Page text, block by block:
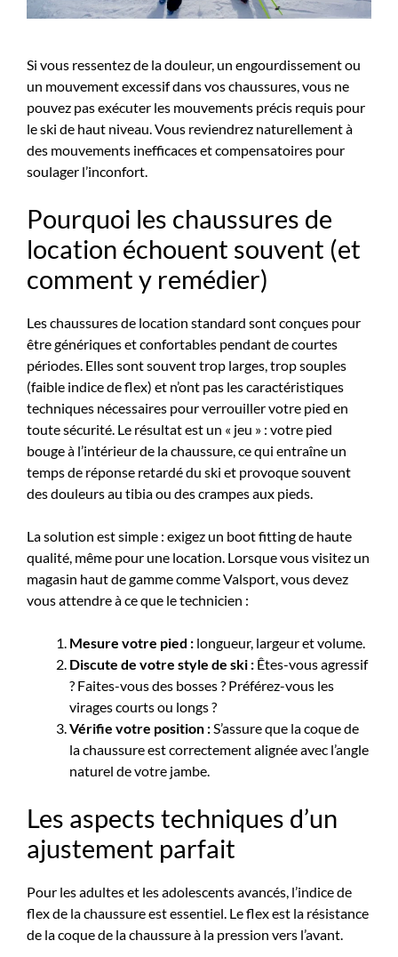
Si vous ressentez de la douleur, un engourdissement ou
un mouvement excessif dans vos chaussures, vous ne
pouvez pas exécuter les mouvements précis requis pour
le ski de haut niveau. Vous reviendrez naturellement à
des mouvements inefficaces et compensatoires pour
soulager l’inconfort.
Pourquoi les chaussures de
location échouent souvent (et
comment y remédier)
Les chaussures de location standard sont conçues pour
être génériques et confortables pendant de courtes
périodes. Elles sont souvent trop larges, trop souples
(faible indice de flex) et n’ont pas les caractéristiques
techniques nécessaires pour verrouiller votre pied en
toute sécurité. Le résultat est un « jeu » : votre pied
bouge à l’intérieur de la chaussure, ce qui entraîne un
temps de réponse retardé du ski et provoque souvent
des douleurs au tibia ou des crampes aux pieds.
La solution est simple : exigez un boot fitting de haute
qualité, même pour une location. Lorsque vous visitez un
magasin haut de gamme comme Valsport, vous devez
vous attendre à ce que le technicien :
Mesure votre pied : longueur, largeur et volume.
Discute de votre style de ski : Êtes-vous agressif
? Faites-vous des bosses ? Préférez-vous les
virages courts ou longs ?
Vérifie votre position :S’assure que la coque de
la chaussure est correctement alignée avec l’angle
naturel de votre jambe.
Les aspects techniques d’un
ajustement parfait
Pour les adultes et les adolescents avancés, l’indice de
flex de la chaussure est essentiel. Le flex est la résistance
de la coque de la chaussure à la pression vers l’avant.